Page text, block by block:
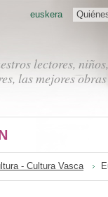
lectores, niños,
las mejores
euskera
- Cultura Vasca